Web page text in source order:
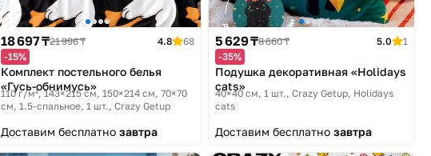
18 697 ₸21 996 ₸ 4.8
68
-15%
Комплект постельного белья
«Гусь-обнимусь»
110 г/м², 143×215 см, 150×214 см, 70×70
см, 1.5-спальное, 1 шт. Crazy Getup
Доставим бесплатно завтра
5 629 ₸8 660 ₸ 5.0
1
-35%
Подушка декоративная «Holidays
cats»
40×40 см, 1 шт. Crazy Getup, Holidays
cats
Доставим бесплатно завтра